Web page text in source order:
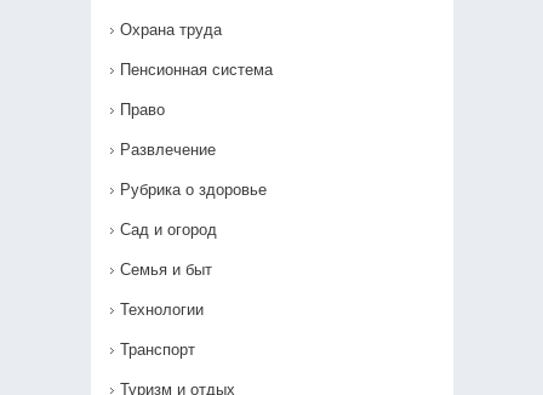
Охрана труда
Пенсионная система
Право
Развлечение
Рубрика о здоровье
Сад и огород
Семья и быт
Технологии
Транспорт
Туризм и отдых